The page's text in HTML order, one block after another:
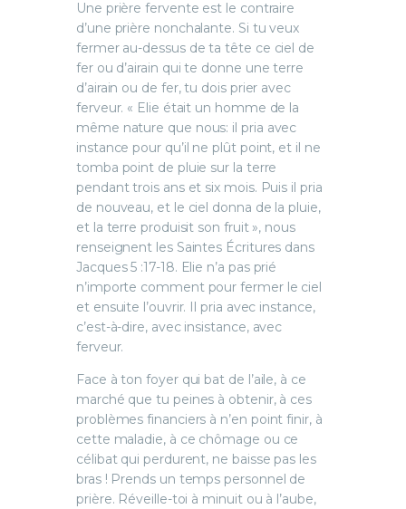
Une prière fervente est le contraire
d’une prière nonchalante. Si tu veux
fermer au-dessus de ta tête ce ciel de
fer ou d’airain qui te donne une terre
d’airain ou de fer, tu dois prier avec
ferveur. « Elie était un homme de la
même nature que nous: il pria avec
instance pour qu’il ne plût point, et il ne
tomba point de pluie sur la terre
pendant trois ans et six mois. Puis il pria
de nouveau, et le ciel donna de la pluie,
et la terre produisit son fruit », nous
renseignent les Saintes Écritures dans
Jacques 5 :17-18. Elie n’a pas prié
n’importe comment pour fermer le ciel
et ensuite l’ouvrir. Il pria avec instance,
c’est-à-dire, avec insistance, avec
ferveur.
Face à ton foyer qui bat de l’aile, à ce
marché que tu peines à obtenir, à ces
problèmes financiers à n’en point finir, à
cette maladie, à ce chômage ou ce
célibat qui perdurent, ne baisse pas les
bras ! Prends un temps personnel de
prière. Réveille-toi à minuit ou à l’aube,